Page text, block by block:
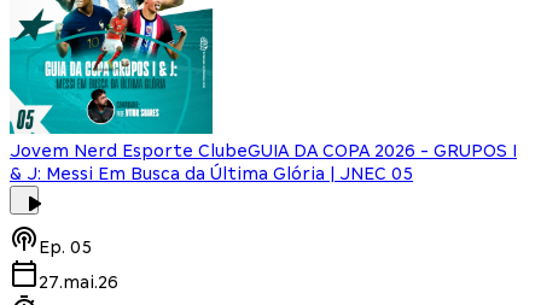
Jovem Nerd Esporte ClubeGUIA DA COPA 2026 - GRUPOS I
& J: Messi Em Busca da Última Glória | JNEC 05
Ep. 05
27.mai.26